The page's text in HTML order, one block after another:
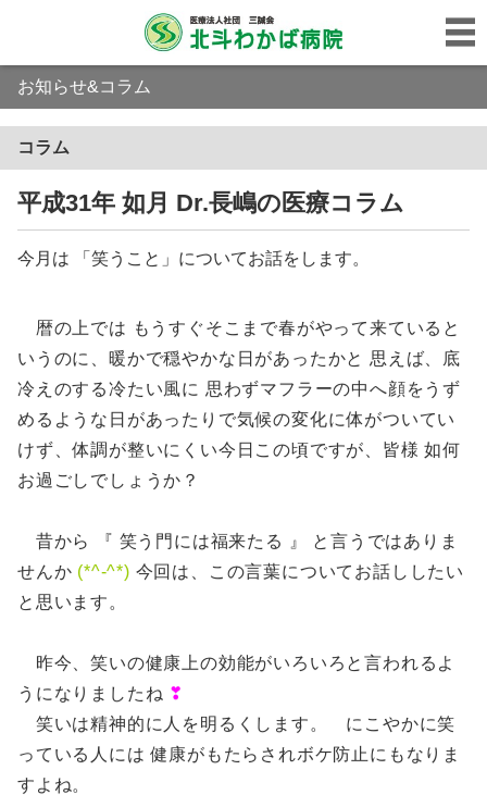
お知らせ&コラム
コラム
平成31年 如月 Dr.長嶋の医療コラム
今月は 「笑うこと」についてお話をします。
暦の上では もうすぐそこまで春がやって来ていると
いうのに、暖かで穏やかな日があったかと 思えば、底
冷えのする冷たい風に 思わずマフラーの中へ顔をうず
めるような日があったりで気候の変化に体がついてい
けず、体調が整いにくい今日この頃ですが、皆様 如何
お過ごしでしょうか？
昔から 『 笑う門には福来たる 』 と言うではありま
せんか (*^-^*) 今回は、この言葉についてお話ししたい
と思います。
昨今、笑いの健康上の効能がいろいろと言われるよ
うになりましたね ❣
笑いは精神的に人を明るくします。 にこやかに笑
っている人には 健康がもたらされボケ防止にもなりま
すよね。